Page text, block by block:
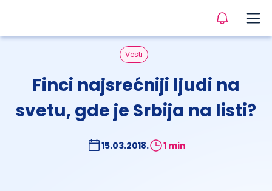
Vesti
Finci najsrećniji ljudi na
svetu, gde je Srbija na listi?
15.03.2018. 1 min